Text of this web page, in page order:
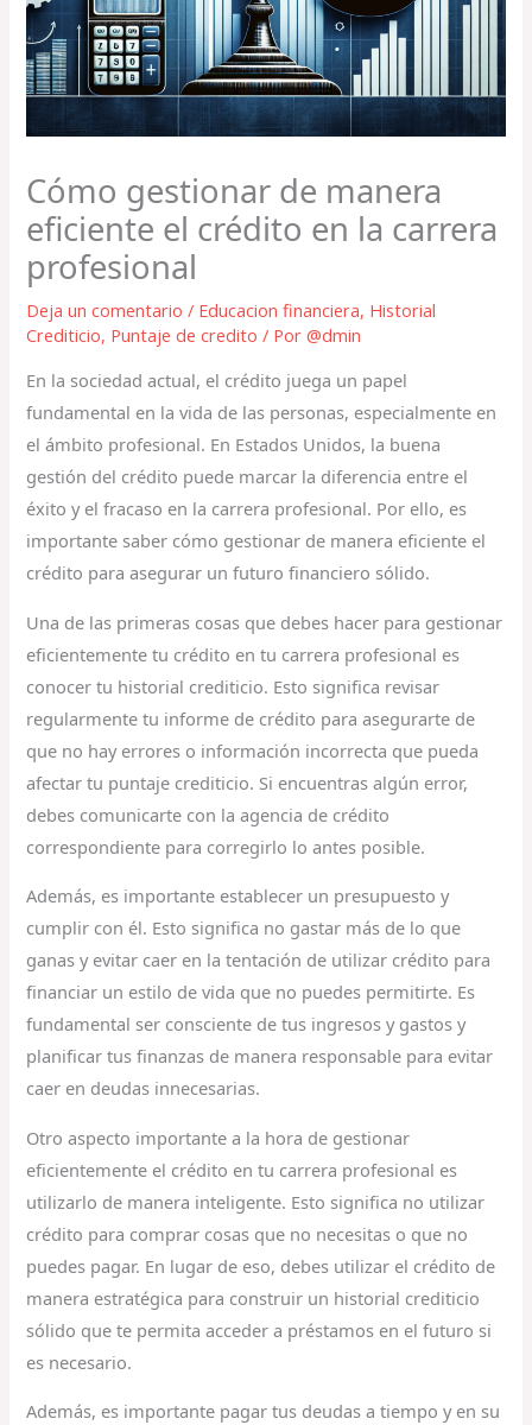
Cómo gestionar de manera
eficiente el crédito en la carrera
profesional
Deja un comentario / Educacion financiera, Historial
Crediticio, Puntaje de credito / Por@dmin
En la sociedad actual, el crédito juega un papel
fundamental en la vida de las personas, especialmente en
el ámbito profesional. En Estados Unidos, la buena
gestión del crédito puede marcar la diferencia entre el
éxito y el fracaso en la carrera profesional. Por ello, es
importante saber cómo gestionar de manera eficiente el
crédito para asegurar un futuro financiero sólido.
Una de las primeras cosas que debes hacer para gestionar
eficientemente tu crédito en tu carrera profesional es
conocer tu historial crediticio. Esto significa revisar
regularmente tu informe de crédito para asegurarte de
que no hay errores o información incorrecta que pueda
afectar tu puntaje crediticio. Si encuentras algún error,
debes comunicarte con la agencia de crédito
correspondiente para corregirlo lo antes posible.
Además, es importante establecer un presupuesto y
cumplir con él. Esto significa no gastar más de lo que
ganas y evitar caer en la tentación de utilizar crédito para
financiar un estilo de vida que no puedes permitirte. Es
fundamental ser consciente de tus ingresos y gastos y
planificar tus finanzas de manera responsable para evitar
caer en deudas innecesarias.
Otro aspecto importante a la hora de gestionar
eficientemente el crédito en tu carrera profesional es
utilizarlo de manera inteligente. Esto significa no utilizar
crédito para comprar cosas que no necesitas o que no
puedes pagar. En lugar de eso, debes utilizar el crédito de
manera estratégica para construir un historial crediticio
sólido que te permita acceder a préstamos en el futuro si
es necesario.
Además, es importante pagar tus deudas a tiempo y en su